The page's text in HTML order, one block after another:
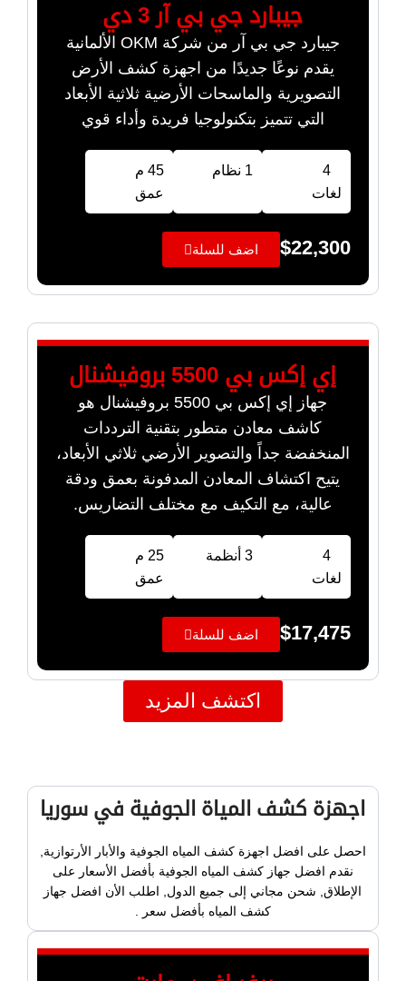
جيبارد جي بي آر 3 دي
جيبارد جي بي آر من شركة OKM الألمانية
يقدم نوعًا جديدًا من اجهزة كشف الأرض
التصويرية والماسحات الأرضية ثلاثية الأبعاد
التي تتميز بتكنولوجيا فريدة وأداء قوي
4
لغات
1 نظام
45 م
عمق
$22,300 اضف للسلة
إي إكس بي 5500 بروفيشنال
جهاز إي إكس بي 5500 بروفيشنال هو
كاشف معادن متطور بتقنية الترددات
المنخفضة جداً والتصوير الأرضي ثلاثي الأبعاد،
يتيح اكتشاف المعادن المدفونة بعمق ودقة
عالية، مع التكيف مع مختلف التضاريس.
4
لغات
3 أنظمة
25 م
عمق
$17,475 اضف للسلة
اكتشف المزيد
اجهزة كشف المياة الجوفية في سوريا
احصل على افضل اجهزة كشف المياه الجوفية والأبار الأرتوازية,
نقدم افضل جهاز كشف المياه الجوفية بأفضل الأسعار على
الإطلاق, شحن مجاني إلى جميع الدول, اطلب الأن افضل جهاز
كشف المياه بأفضل سعر .